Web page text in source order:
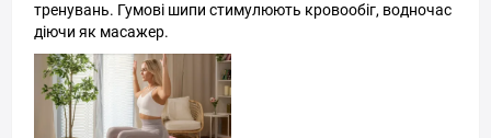
тренувань. Гумові шипи стимулюють кровообіг, водночас
діючи як масажер.